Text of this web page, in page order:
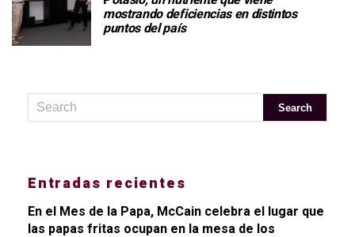
mostrando deficiencias en distintos
puntos del país
Entradas recientes
En el Mes de la Papa, McCain celebra el lugar que
las papas fritas ocupan en la mesa de los